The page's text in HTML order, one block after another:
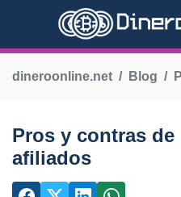
dineroonline.net Blog
Pros y contras
afiliados